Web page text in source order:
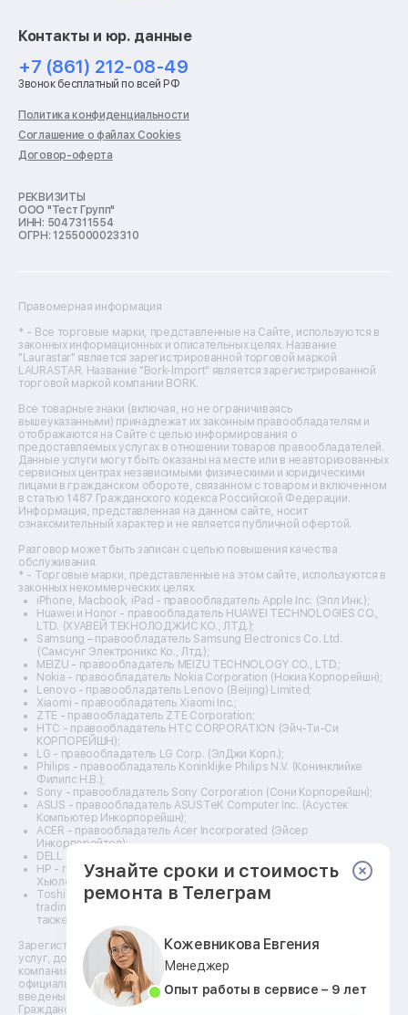
Ремонт роботов-пылесосов
Ремонт холодильников
Ремонт стиральных машин
Ремонт пылесосов
Ремонт варочных панелей
Ремонт духовых шкафов
Ремонт кондиционеров
Ремонт кухонных комбайнов
Ремонт морозильных камер
Ремонт отпаривателей
Ремонт плоттеров
Ремонт фенов
Ремонт цифровых биноклей
Ремонт тепловизоров
Ремонт массажных кресел
Ремонт водонагревателей
Ремонт вытяжек
Ремонт источников бесперебойного питания
Ремонт пароварок
Ремонт микшерных пультов
Ремонт dj-пультов
Ремонт кухонных плит
Ремонт стедикамов
Ремонт оптических прицелов
Ремонт электровелосипедов
Ремонт видеокамер
Ремонт эхолотов
Ремонт 3d-принтеров
Ремонт прицелов ночного видения
Ремонт винных шкафов
Ремонт выпрямителей
Ремонт сушилок для рук
Ремонт дальномеров
Ремонт снегоуборщиков
Контакты и юр. данные
+7 (861) 212-08-49
Звонок бесплатный по всей РФ
Политика конфиденциальности
Соглашение о файлах Cookies
Договор-оферта
РЕКВИЗИТЫ
ООО "Тест Групп"
ИНН: 5047311554
ОГРН: 1255000023310
Правомерная информация
* - Все торговые марки, представленные на Сайте, используются в
законных информационных и описательных целях. Название
"Laurastar" является зарегистрированной торговой маркой
LAURASTAR. Название "Bork-Import" является зарегистрированной
торговой маркой компании BORK.
Все товарные знаки (включая, но не ограничиваясь
вышеуказанными) принадлежат их законным правообладателям и
отображаются на Сайте с целью информирования о
предоставляемых услугах в отношении товаров правообладателей.
Данные услуги могут быть оказаны на месте или в неавторизованных
сервисных центрах независимыми физическими и юридическими
лицами в гражданском обороте, связанном с товаром и включенном
в статью 1487 Гражданского кодекса Российской Федерации.
Информация, представленная на данном сайте, носит
ознакомительный характер и не является публичной офертой.
Разговор может быть записан с целью повышения качества
обслуживания.
* - Торговые марки, представленные на этом сайте, используются в
законных некоммерческих целях.
iPhone, Macbook, iPad - правообладатель Apple Inc. (Эпл Инк.);
Huawei и Honor - правообладатель HUAWEI TECHNOLOGIES CO.,
LTD. (ХУАВЕЙ ТЕКНОЛОДЖИС КО., ЛТД.);
Samsung – правообладатель Samsung Electronics Co. Ltd.
(Самсунг Электроникс Ко., Лтд.);
MEIZU - правообладатель MEIZU TECHNOLOGY CO., LTD.;
Nokia - правообладатель Nokia Corporation (Нокиа Корпорейшн);
Lenovo - правообладатель Lenovo (Beijing) Limited;
Xiaomi - правообладатель Xiaomi Inc.;
ZTE - правообладатель ZTE Corporation;
HTC - правообладатель HTC CORPORATION (Эйч-Ти-Си
КОРПОРЕЙШН);
LG - правообладатель LG Corp. (ЭлДжи Корп.);
Philips - правообладатель Koninklijke Philips N.V. (Конинклийке
Филипс Н.В.);
Sony - правообладатель Sony Corporation (Сони Корпорейшн);
ASUS - правообладатель ASUSTeK Computer Inc. (Асустек
Компьютер Инкорпорейшн);
ACER - правообладатель Acer Incorporated (Эйсер
Инкорпорейтед);
DELL - правообладатель Dell Inc.(Делл Инк.);
HP - правообладатель HP Hewlett-Packard Group LLC (ЭйчПи
Хьюлетт Паккард Груп ЛЛК);
Toshiba - правообладатель KABUSHIKI KAISHA TOSHIBA, also
trading as Toshiba Corporation (КАБУШИКИ КАЙША ТОШИБА
также торгующая как Тосиба Корпорейшн).
Зарегистрированные товарные знаки используются для описания
услуг, доступных в сети сервисных центров АСЦ, не связанных с
компаниями Правообладателей товарных знаков и/или с их
официальными представителями в отношении товаров, которые уже
введены в гражданский оборот по смыслу статьи 1487
Гражданского кодекса. ** - время, необходимое для ремонта,
Узнайте сроки и стоимость
ремонта в Телеграм
Кожевникова Евгения
Менеджер
Опыт работы в сервисе – 9 лет